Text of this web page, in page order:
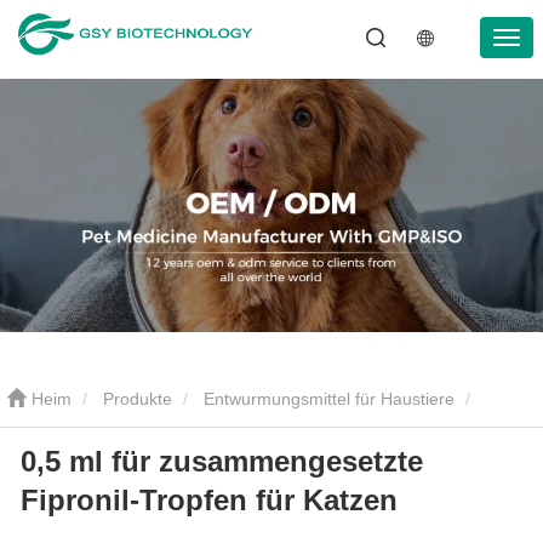
Heim Produkte Entwurmungsmittel für Haustiere
Entwurmungstropfen für Haustiere 0,5 ml für zusammengesetzte
Fipronil-Tropfen für Katzen
0,5 ml für zusammengesetzte
Fipronil-Tropfen für Katzen